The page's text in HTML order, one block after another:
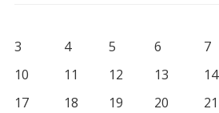
3
4 5 6 7
10
11 12 13 14
17
18 19 20 21